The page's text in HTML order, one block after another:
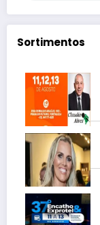
Sortimentos